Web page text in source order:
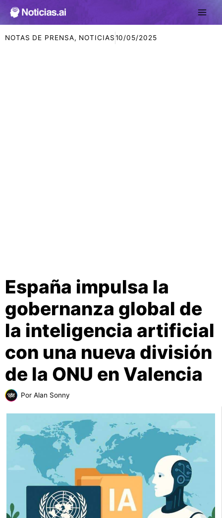
NOTAS DE PRENSA, NOTICIAS10/05/2025
España impulsa la
gobernanza global de
la inteligencia artificial
con una nueva división
de la ONU en Valencia
Por Alan Sonny